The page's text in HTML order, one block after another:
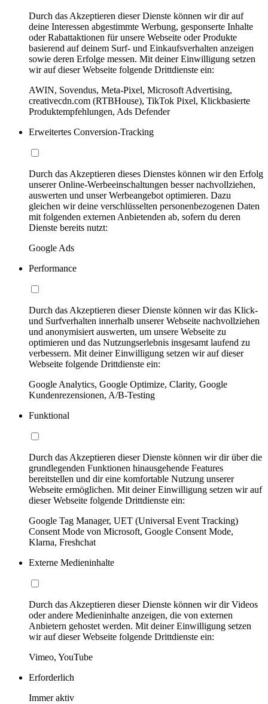
Durch das Akzeptieren dieser Dienste können wir dir auf
deine Interessen abgestimmte Werbung, gesponserte Inhalte
oder Rabattaktionen für unsere Webseite oder Produkte
basierend auf deinem Surf- und Einkaufsverhalten anzeigen
sowie deren Erfolge messen. Mit deiner Einwilligung setzen
wir auf dieser Webseite folgende Drittdienste ein:
AWIN, Sovendus, Meta-Pixel, Microsoft Advertising,
creativecdn.com (RTBHouse), TikTok Pixel, Klickbasierte
Produktempfehlungen, Ads Defender
Erweitertes Conversion-Tracking
Durch das Akzeptieren dieses Dienstes können wir den Erfolg
unserer Online-Werbeeinschaltungen besser nachvollziehen,
auswerten und unser Werbeangebot optimieren. Dazu
gleichen wir deine verschlüsselten personenbezogenen Daten
mit folgenden externen Anbietenden ab, sofern du deren
Dienste bereits nutzt:
Google Ads
Performance
Durch das Akzeptieren dieser Dienste können wir das Klick-
und Surfverhalten innerhalb unserer Webseite nachvollziehen
und anonymisiert auswerten, um unsere Webseite zu
optimieren und das Nutzungserlebnis insgesamt laufend zu
verbessern. Mit deiner Einwilligung setzen wir auf dieser
Webseite folgende Drittdienste ein:
Google Analytics, Google Optimize, Clarity, Google
Kundenrezensionen, A/B-Testing
Funktional
Durch das Akzeptieren dieser Dienste können wir dir über die
grundlegenden Funktionen hinausgehende Features
bereitstellen und dir eine komfortable Nutzung unserer
Webseite ermöglichen. Mit deiner Einwilligung setzen wir auf
dieser Webseite folgende Drittdienste ein:
Google Tag Manager, UET (Universal Event Tracking)
Consent Mode von Microsoft, Google Consent Mode,
Klarna, Freshchat
Externe Medieninhalte
Durch das Akzeptieren dieser Dienste können wir dir Videos
oder andere Medieninhalte anzeigen, die von externen
Anbietern gehostet werden. Mit deiner Einwilligung setzen
wir auf dieser Webseite folgende Drittdienste ein:
Vimeo, YouTube
Erforderlich
Immer aktiv